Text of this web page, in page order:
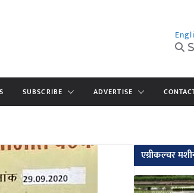
SUBSCRIBE ADVERTISE
एग्रीकल्चर